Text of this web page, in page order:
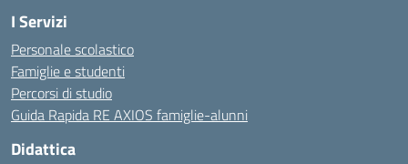
I Servizi
Personale scolastico
Famiglie e studenti
Percorsi di studio
Guida Rapida RE AXIOS famiglie-alunni
Didattica